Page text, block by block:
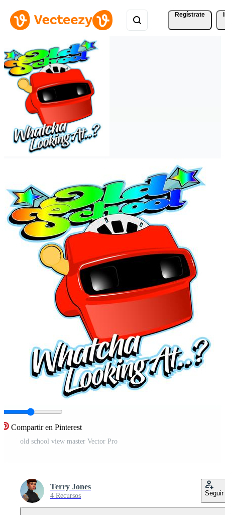
Regístrate
Compartir en Pinterest
old school view master Vector Pro
Terry Jones
4 Recursos Seguir